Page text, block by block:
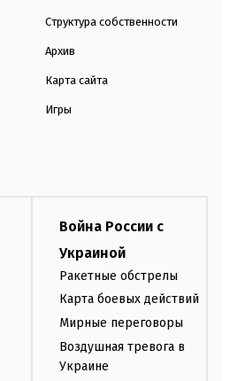
Структура собственности
Архив
Карта сайта
Игры
Война России с
Украиной
Ракетные обстрелы
Карта боевых действий
Мирные переговоры
Воздушная тревога в
Украине